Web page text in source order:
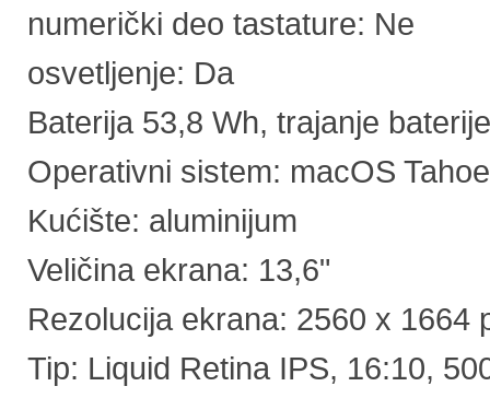
numerički deo tastature: Ne
osvetljenje: Da
Baterija 53,8 Wh, trajanje
Operativni sistem: macOS Tahoe
Kućište: aluminijum
Veličina ekrana: 13,6"
Rezolucija ekrana: 2560 x 1664
Tip: Liquid Retina IPS, 16:10,